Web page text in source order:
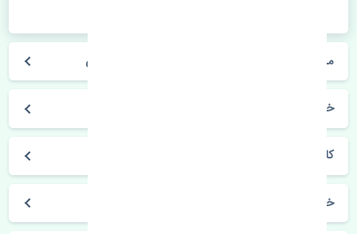
مشخصات فنی بوبین دلکو سانگ یانگ کایرون چین
خودروسازی سانگ یانگ
کایرون
خرید بوبین دلکو سانگ یانگ کایرون چین